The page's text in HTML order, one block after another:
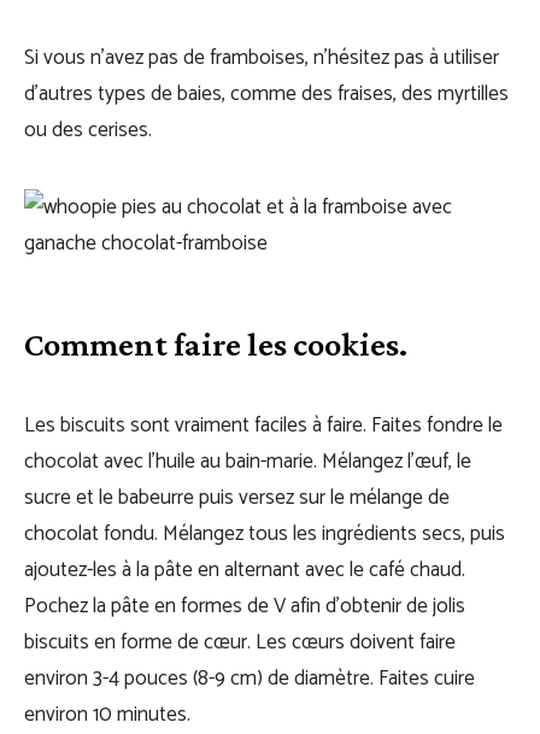
Si vous n’avez pas de framboises, n’hésitez pas à utiliser
d’autres types de baies, comme des fraises, des myrtilles
ou des cerises.
Comment faire les cookies.
Les biscuits sont vraiment faciles à faire. Faites fondre le
chocolat avec l’huile au bain-marie. Mélangez l’œuf, le
sucre et le babeurre puis versez sur le mélange de
chocolat fondu. Mélangez tous les ingrédients secs, puis
ajoutez-les à la pâte en alternant avec le café chaud.
Pochez la pâte en formes de V afin d’obtenir de jolis
biscuits en forme de cœur. Les cœurs doivent faire
environ 3-4 pouces (8-9 cm) de diamètre. Faites cuire
environ 10 minutes.